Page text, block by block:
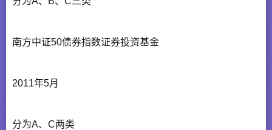
南方中证50债券指数证券投资基金
2011年5月
分为A、C两类